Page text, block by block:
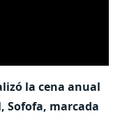
la cena anual
Sofofa, marcada